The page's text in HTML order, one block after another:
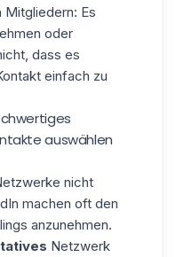
Mitgliedern: Es
oder
dass es
einfach zu
auswählen
nicht
machen oft den
anzunehmen.
Netzwerk